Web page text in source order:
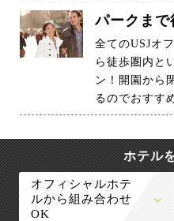
パークまで
全てのUSJオ
ら徒歩圏内と
ン！開園から
るのでおすす
ホテル
オフィシャルホテ
ルから組み合わせ
OK